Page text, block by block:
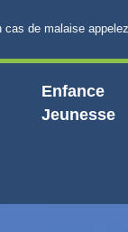
malaise appelez le 15
Enfance
Jeunesse